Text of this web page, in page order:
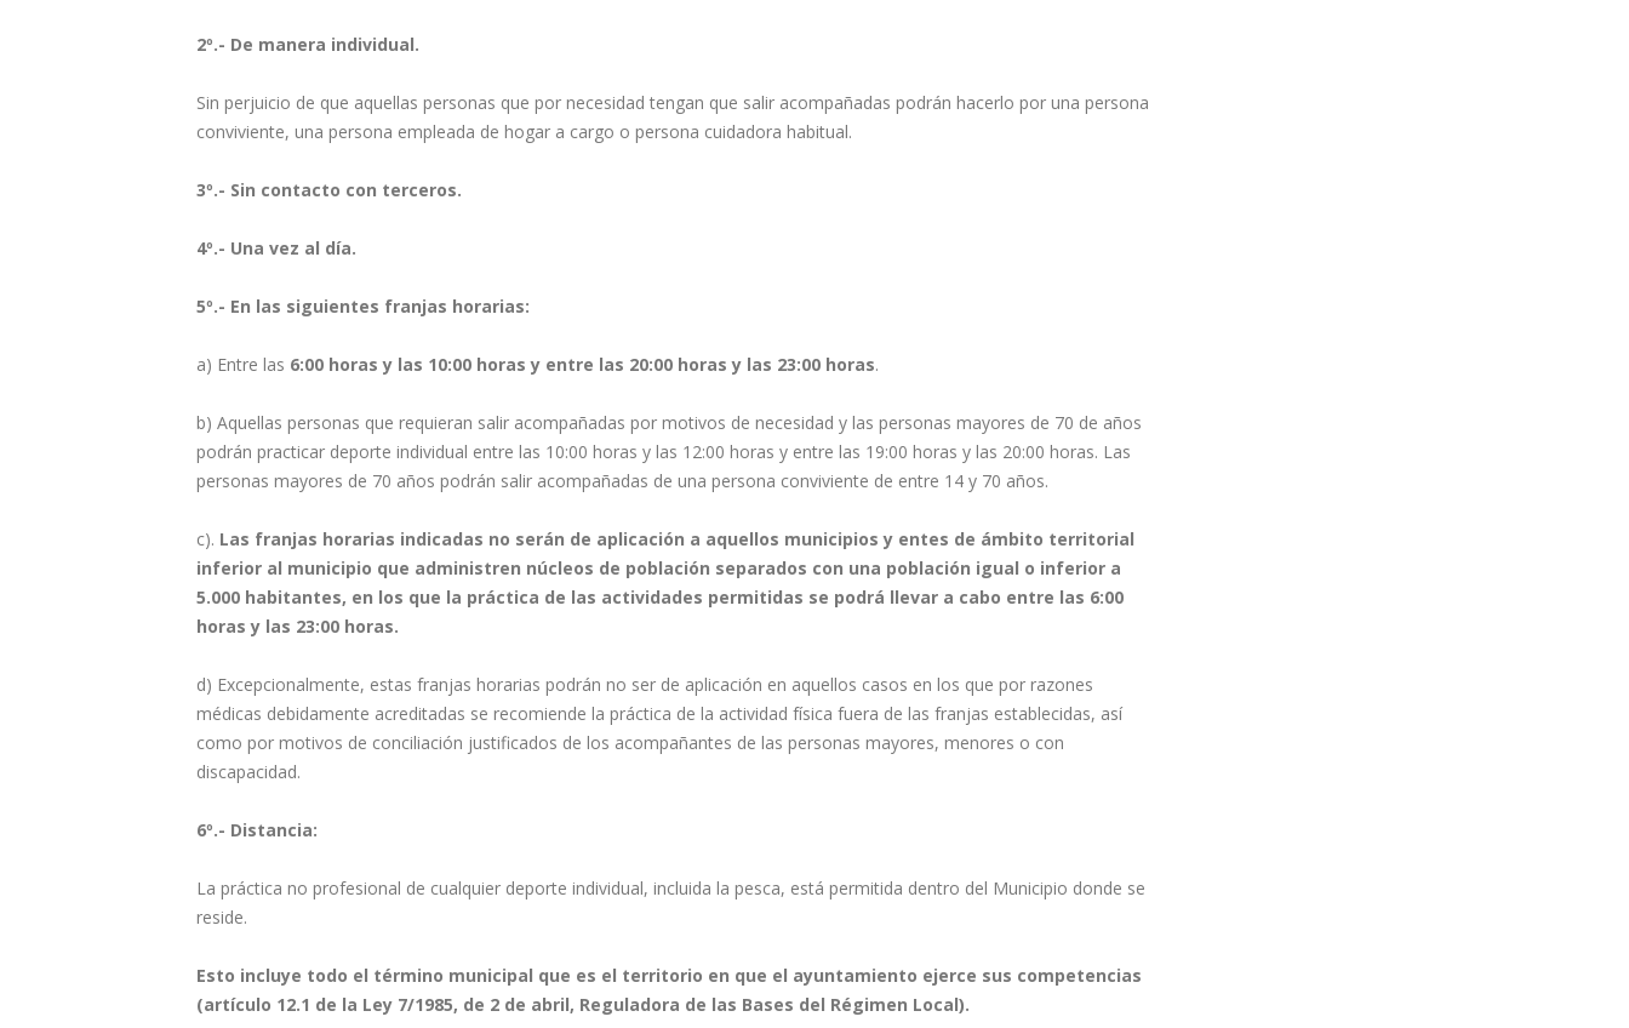
2º.- De manera individual.
Sin perjuicio de que aquellas personas que por necesidad tengan que salir acompañadas podrán hacerlo por una persona
conviviente, una persona empleada de hogar a cargo o persona cuidadora habitual.
3º.- Sin contacto con terceros.
4º.- Una vez al día.
5º.- En las siguientes franjas horarias:
a) Entre las 6:00 horas y las 10:00 horas y entre las 20:00 horas y las 23:00 horas.
b) Aquellas personas que requieran salir acompañadas por motivos de necesidad y las personas mayores de 70 de años
podrán practicar deporte individual entre las 10:00 horas y las 12:00 horas y entre las 19:00 horas y las 20:00 horas. Las
personas mayores de 70 años podrán salir acompañadas de una persona conviviente de entre 14 y 70 años.
c). Las franjas horarias indicadas no serán de aplicación a aquellos municipios y entes de ámbito territorial
inferior al municipio que administren núcleos de población separados con una población igual o inferior a
5.000 habitantes, en los que la práctica de las actividades permitidas se podrá llevar a cabo entre las 6:00
horas y las 23:00 horas.
d) Excepcionalmente, estas franjas horarias podrán no ser de aplicación en aquellos casos en los que por razones
médicas debidamente acreditadas se recomiende la práctica de la actividad física fuera de las franjas establecidas, así
como por motivos de conciliación justificados de los acompañantes de las personas mayores, menores o con
discapacidad.
6º.- Distancia:
La práctica no profesional de cualquier deporte individual, incluida la pesca, está permitida dentro del Municipio donde se
reside.
Esto incluye todo el término municipal que es el territorio en que el ayuntamiento ejerce sus competencias
(artículo 12.1 de la Ley 7/1985, de 2 de abril, Reguladora de las Bases del Régimen Local).